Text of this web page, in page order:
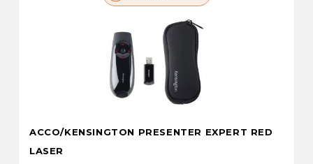
ACCO/KENSINGTON PRESENTER EXPERT RED
LASER